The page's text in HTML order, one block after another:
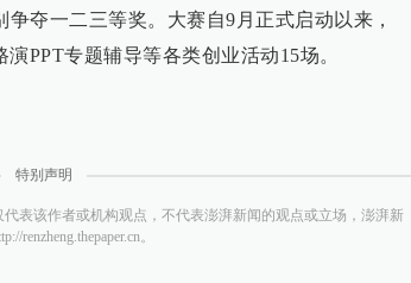
夺一二三等奖。大赛自9月正式启动以来，
PPT专题辅导等各类创业活动15场。
特别声明
表该作者或机构观点，不代表澎湃新闻的观点或立场，澎湃新
。